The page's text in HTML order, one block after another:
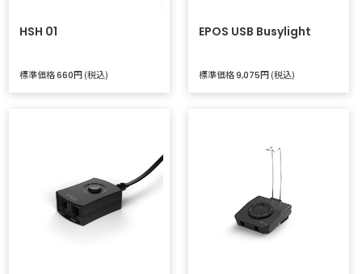
HSH 01
標準価格660円 (税込)
EPOS USB Busylight
標準価格9,075円 (税込)